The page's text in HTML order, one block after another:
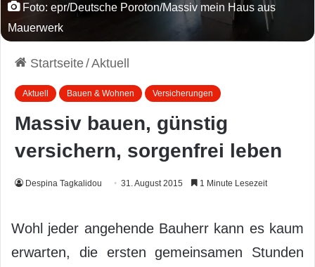
Foto: epr/Deutsche Poroton/Massiv mein Haus aus
Mauerwerk
Startseite/Aktuell
Aktuell Bauen & Wohnen Versicherungen
Massiv bauen, günstig
versichern, sorgenfrei leben
Despina Tagkalidou 31. August 2015 1 Minute Lesezeit
Wohl jeder angehende Bauherr kann es kaum
erwarten, die ersten gemeinsamen Stunden